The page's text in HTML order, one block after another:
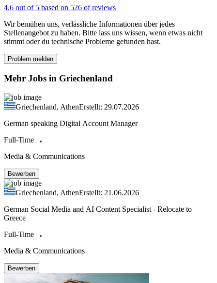
4.6 out of 5 based on 526 of reviews
Wir bemühen uns, verlässliche Informationen über jedes
Stellenangebot zu haben. Bitte lass uns wissen, wenn etwas nicht
stimmt oder du technische Probleme gefunden hast.
Problem melden
Mehr Jobs in Griechenland
Griechenland, AthenErstellt: 29.07.2026
German speaking Digital Account Manager
Full-Time
Media & Communications
Bewerben
Griechenland, AthenErstellt: 21.06.2026
German Social Media and AI Content Specialist - Relocate to
Greece
Full-Time
Media & Communications
Bewerben